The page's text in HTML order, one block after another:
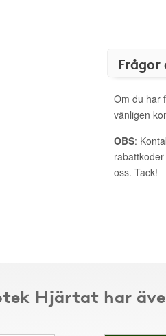
Om du har
vänligen
OBS:
oss. Tack!
Hjärtat har